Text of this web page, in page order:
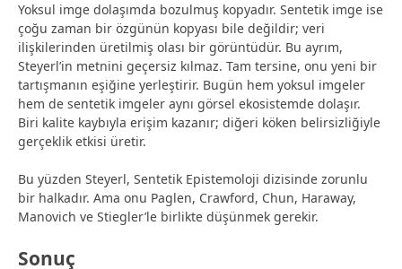
Yoksul imge dolaşımda bozulmuş kopyadır. Sentetik imge ise
çoğu zaman bir özgünün kopyası bile değildir; veri
ilişkilerinden üretilmiş olası bir görüntüdür. Bu ayrım,
Steyerl’in metnini geçersiz kılmaz. Tam tersine, onu yeni bir
tartışmanın eşiğine yerleştirir. Bugün hem yoksul imgeler
hem de sentetik imgeler aynı görsel ekosistemde dolaşır.
Biri kalite kaybıyla erişim kazanır; diğeri köken belirsizliğiyle
gerçeklik etkisi üretir.
Bu yüzden Steyerl, Sentetik Epistemoloji dizisinde zorunlu
bir halkadır. Ama onu Paglen, Crawford, Chun, Haraway,
Manovich ve Stiegler’le birlikte düşünmek gerekir.
Sonuç